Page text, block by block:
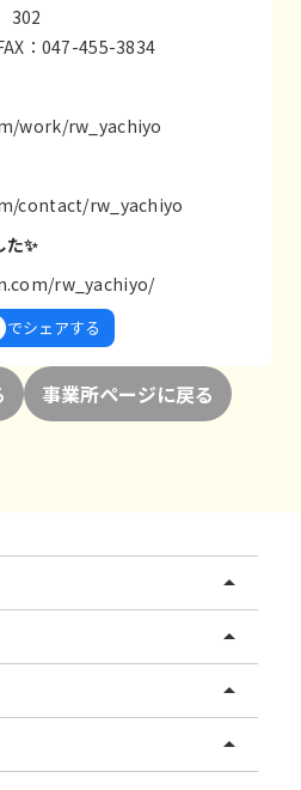
：047-455-3834
work/rw_yachiyo
contact/rw_yachiyo
✨
rw_yachiyo/
でシェアする
事業所ページに戻る
arrow_drop_up
arrow_drop_up
arrow_drop_up
arrow_drop_up